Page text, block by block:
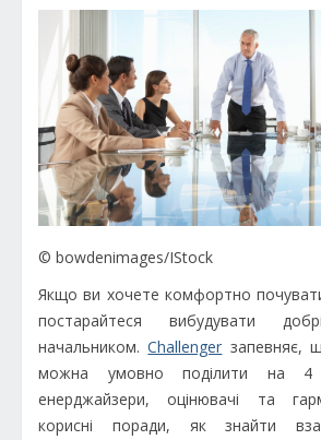
© bowdenimages/IStock
Якщо ви хочете комфортно
постарайтеся вибудувати
начальником.Challenger запевняє,
можна умовно поділити на 4
енерджайзери, оцінювачі та
корисні поради, як знайти